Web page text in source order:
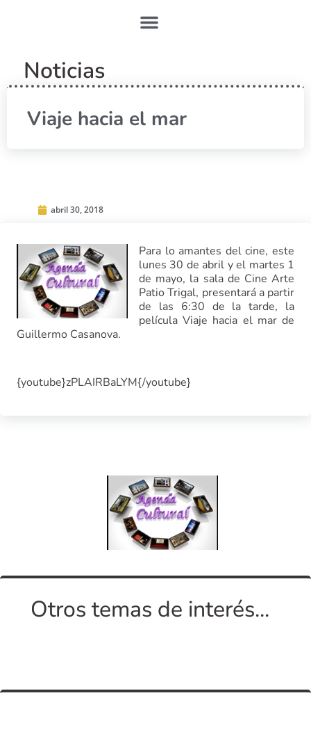
Noticias
Viaje hacia el mar
abril 30, 2018
Para lo amantes del cine, este
lunes 30 de abril y el martes 1
de mayo, la sala de Cine Arte
Patio Trigal, presentará a partir
de las 6:30 de la tarde, la
película Viaje hacia el mar de
Guillermo Casanova.
{youtube}zPLAIRBaLYM{/youtube}
Otros temas de interés...